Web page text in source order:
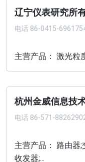
辽宁仪表研究所
电话 86-0415-
主营产品： 激光粒
杭州金威信息技
电话 86-571-
主营产品： 路由器
收发器;...